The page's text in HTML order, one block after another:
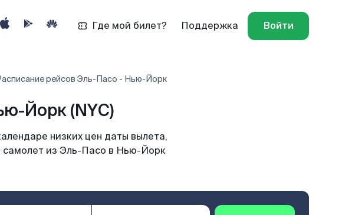
Где мой билет? Поддержка Войти
рейсов Эль-Пасо - Нью-Йорк
Йорк (NYC)
низких цен даты вылета,
самолет из Эль-Пасо в Нью-Йорк